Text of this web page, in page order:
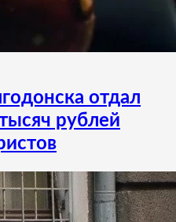
отдал
рублей